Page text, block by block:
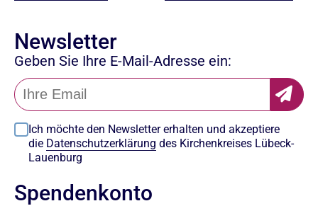
Newsletter
Geben Sie Ihre E-Mail-Adresse ein:
Ich möchte den Newsletter erhalten und akzeptiere
die Datenschutzerklärung des Kirchenkreises Lübeck-
Lauenburg
Spendenkonto